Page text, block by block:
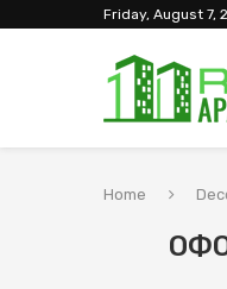
Friday, August 7,
Home